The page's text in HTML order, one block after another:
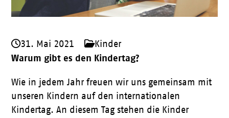
31. Mai 2021 Kinder
Warum gibt es den Kindertag?
Wie in jedem Jahr freuen wir uns gemeinsam mit
unseren Kindern auf den internationalen
Kindertag. An diesem Tag stehen die Kinder